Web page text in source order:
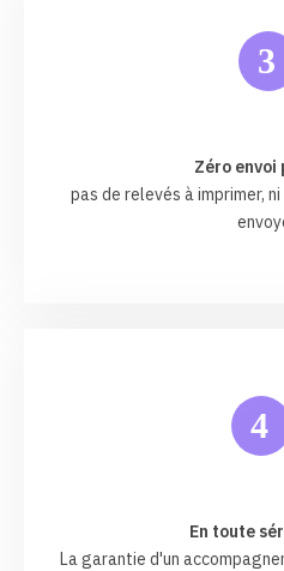
3
Zéro envoi
pas de relevés à imprimer,
4
En toute
La garantie d'un